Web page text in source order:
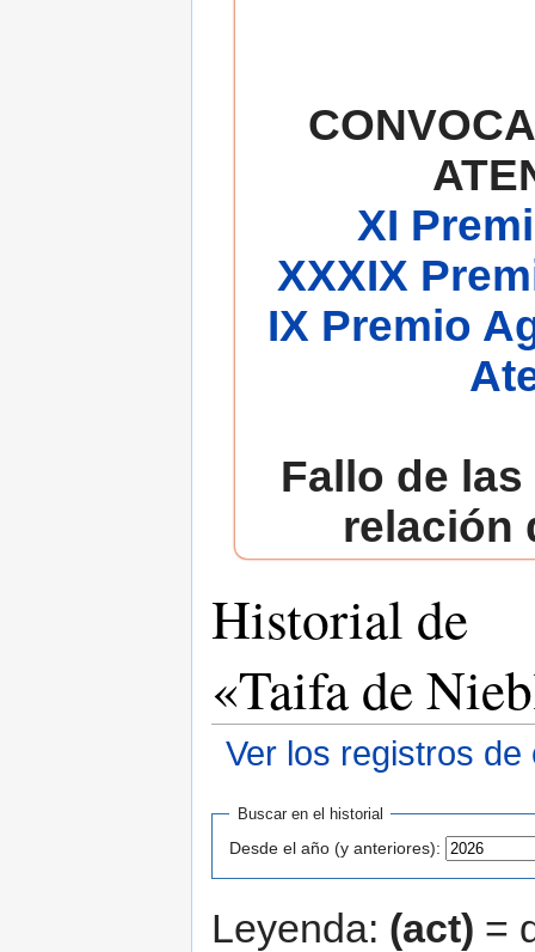
XI
XXXIX
IX Premio
Fallo de
relación
Historial de
«Taifa de
Ver los registros de
Buscar en el historial
Desde el año (y anteriores):
Leyenda: (act) =